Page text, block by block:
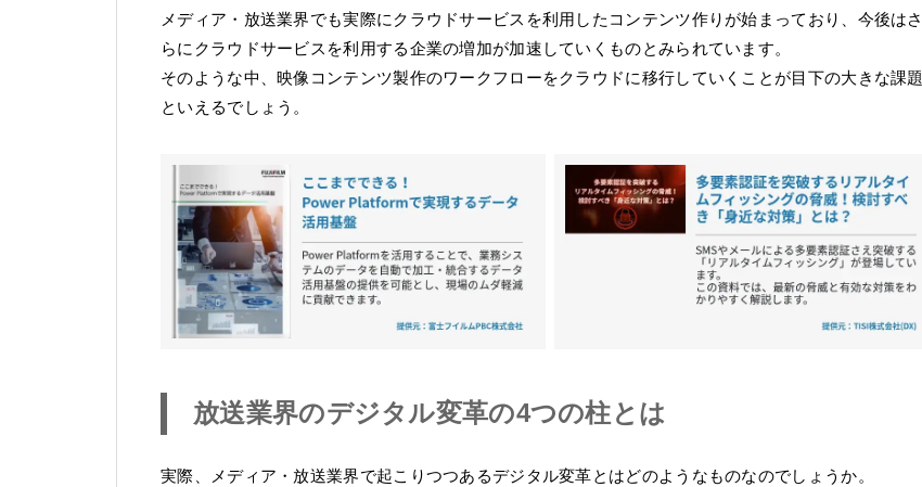
メディア・放送業界でも実際にクラウドサービスを利用したコンテンツ作りが始まっており、今後はさ
らにクラウドサービスを利用する企業の増加が加速していくものとみられています。
そのような中、映像コンテンツ製作のワークフローをクラウドに移行していくことが目下の大きな課題
といえるでしょう。
放送業界のデジタル変革の4つの柱とは
実際、メディア・放送業界で起こりつつあるデジタル変革とはどのようなものなのでしょうか。